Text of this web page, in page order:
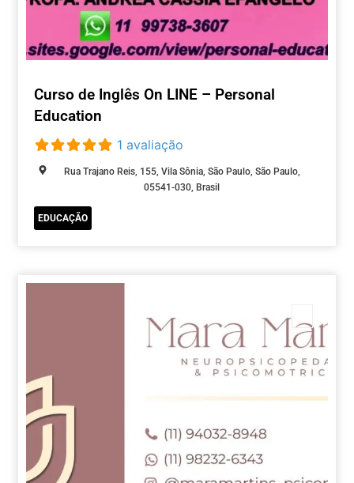
Curso de Inglês On LINE – Personal
Education
1 avaliação
Rua Trajano Reis, 155, Vila Sônia, São Paulo, São Paulo,
05541-030, Brasil
EDUCAÇÃO